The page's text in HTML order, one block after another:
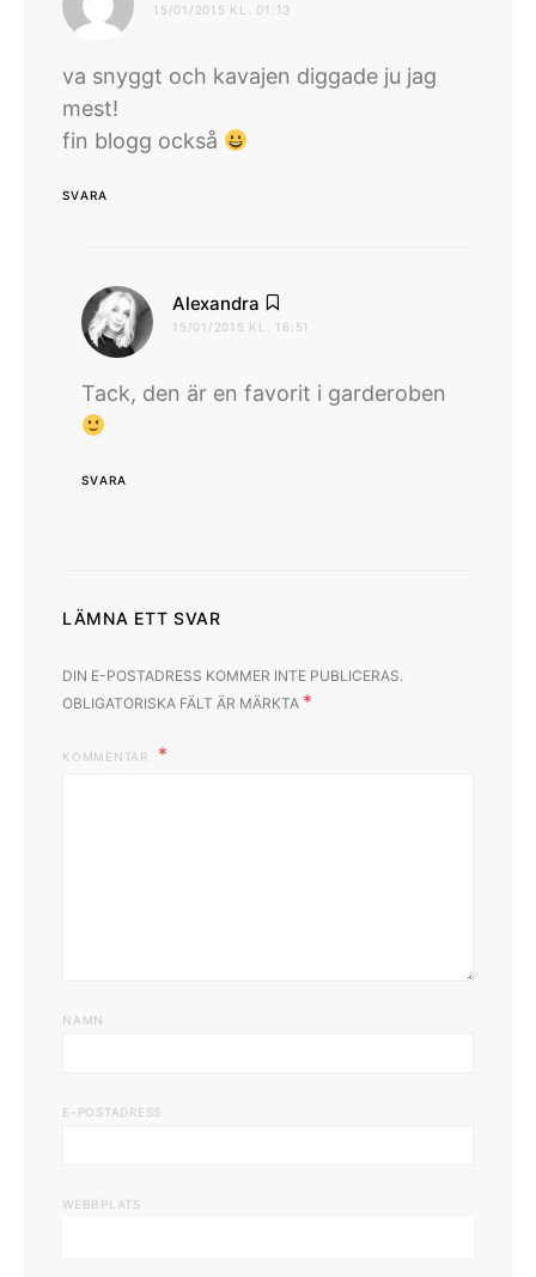
15/01/2015 KL. 01:13
va snyggt och kavajen diggade ju jag
mest!
fin blogg också
SVARA
Alexandra
15/01/2015 KL. 16:51
Tack, den är en favorit i garderoben
SVARA
LÄMNA ETT SVAR
DIN E-POSTADRESS KOMMER INTE PUBLICERAS.
OBLIGATORISKA FÄLT ÄR MÄRKTA *
KOMMENTAR
NAMN
E-POSTADRESS
WEBBPLATS